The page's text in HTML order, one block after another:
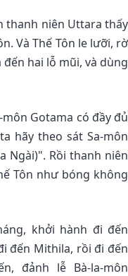
thanh niên Uttara thấy
Và Thế Tôn le lưỡi, rờ
hai lỗ mũi, và dùng
Gotama có đầy đủ
hãy theo sát Sa-môn
Ngài)". Rồi thanh niên
Tôn như bóng không
khởi hành đi đến
đến Mithila, rồi đi đến
đảnh lễ Bà-la-môn